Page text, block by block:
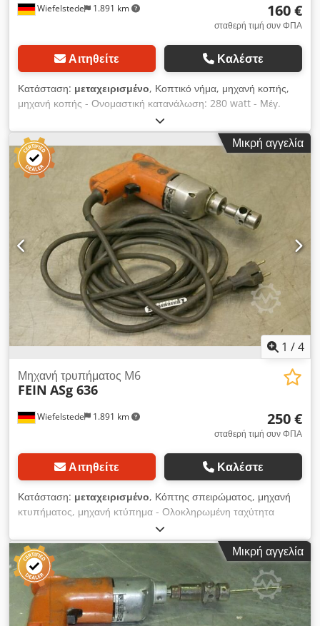
Wiefelstede 1.891 km 160 €
σταθερή τιμή συν ΦΠΑ
Αιτηθείτε Καλέστε
Κατάσταση: μεταχειρισμένο, Κοπτικό νήμα, μηχανή κοπής,
μηχανή κοπής - Ονομαστική κατανάλωση: 280 watt - Μέγ.
Ικανότητα κοπής: M8 - Σύνδεση: 220 βολτ - Διαστάσεις:
290/200 / H60 mm - Βάρος: 2,1 kg Codpfxsd R Nfqo Akljha
Μικρή αγγελία
1 /4
Wiefelstede 1.891 km
Μηχανή τρυπήματος M6
FEIN ASg 636
250 €
σταθερή τιμή συν ΦΠΑ
Αιτηθείτε Καλέστε
Κατάσταση: μεταχειρισμένο, Κόπτης σπειρώματος, μηχανή
κτυπήματος, μηχανή κτύπημα - Ολοκληρωμένη ταχύτητα
οπισθοπορείας με γρήγορη όπισθεν - Ονομαστική
κατανάλωση: 230 watt - Μέγ. Ικανότητα κοπής: M6 - Σύνδεση:
230 βολτ - Βάρος: 2,3 kg Chjdpfecm I T Usx AklsaΜικρή αγγελία